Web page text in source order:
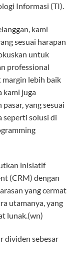
Informasi (TI).
kami
sesuai harapan
untuk
professional
lebih baik
kami juga
yang sesuai
seperti solusi di
inisiatif
(CRM) dengan
yang cermat
utamanya, yang
lunak.(wn)